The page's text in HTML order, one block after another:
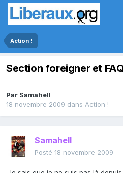
Action !
Section foreigner et
Par Samahell
18 novembre 2009 dans Action !
Samahell
Posté 18 novembre 2009